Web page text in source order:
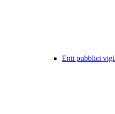
Enti pubblici